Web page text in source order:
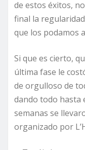
de estos éxitos,
final la
que los podamos
Si que es cierto,
última fase le
de orgulloso de
dando todo hasta
semanas se
organizado por